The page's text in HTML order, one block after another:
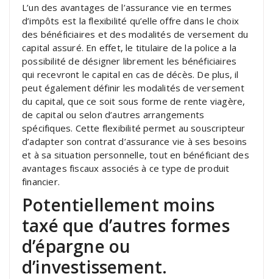
L’un des avantages de l’assurance vie en termes
d’impôts est la flexibilité qu’elle offre dans le choix
des bénéficiaires et des modalités de versement du
capital assuré. En effet, le titulaire de la police a la
possibilité de désigner librement les bénéficiaires
qui recevront le capital en cas de décès. De plus, il
peut également définir les modalités de versement
du capital, que ce soit sous forme de rente viagère,
de capital ou selon d’autres arrangements
spécifiques. Cette flexibilité permet au souscripteur
d’adapter son contrat d’assurance vie à ses besoins
et à sa situation personnelle, tout en bénéficiant des
avantages fiscaux associés à ce type de produit
financier.
Potentiellement moins
taxé que d’autres formes
d’épargne ou
d’investissement.